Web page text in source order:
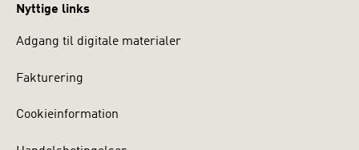
Nyttige links
Adgang til digitale materialer
Fakturering
Cookieinformation